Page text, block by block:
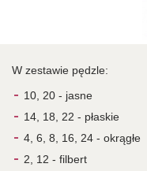
W zestawie pędzle:
10, 20 - jasne
14, 18, 22 - płaskie
4, 6, 8, 16, 24 - okrągłe
2, 12 - filbert